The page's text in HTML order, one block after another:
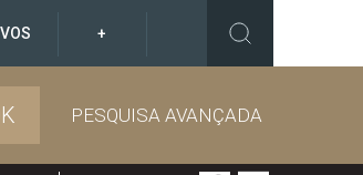
+
PESQUISA AVANÇADA